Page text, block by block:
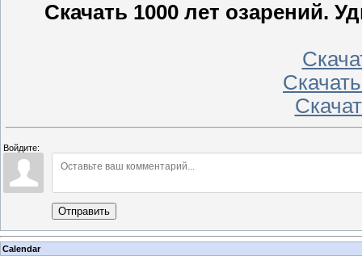
Скачать 1000 лет озарений.
Войдите:
Отправить
Calendar